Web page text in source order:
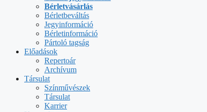
Bérletvásárlás
Bérletbeváltás
Jegyinformáció
Bérletinformáció
Pártoló tagság
Előadások
Repertoár
Archívum
Társulat
Színművészek
Társulat
Karrier